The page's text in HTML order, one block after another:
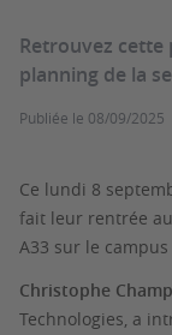
Retrouvez cette
planning de la
Publiée le 08/09/2025
Ce lundi 8
fait leur rentrée
A33 sur le
Christophe
Technologies, a